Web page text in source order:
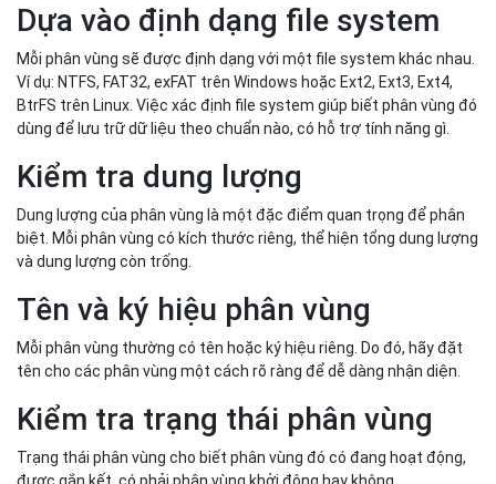
Dựa vào định dạng file system
Mỗi phân vùng sẽ được định dạng với một file system khác nhau.
Ví dụ: NTFS, FAT32, exFAT trên Windows hoặc Ext2, Ext3, Ext4,
BtrFS trên Linux. Việc xác định file system giúp biết phân vùng đó
dùng để lưu trữ dữ liệu theo chuẩn nào, có hỗ trợ tính năng gì.
Kiểm tra dung lượng
Dung lượng của phân vùng là một đặc điểm quan trọng để phân
biệt. Mỗi phân vùng có kích thước riêng, thể hiện tổng dung lượng
và dung lượng còn trống.
Tên và ký hiệu phân vùng
Mỗi phân vùng thường có tên hoặc ký hiệu riêng. Do đó, hãy đặt
tên cho các phân vùng một cách rõ ràng để dễ dàng nhận diện.
Kiểm tra trạng thái phân vùng
Trạng thái phân vùng cho biết phân vùng đó có đang hoạt động,